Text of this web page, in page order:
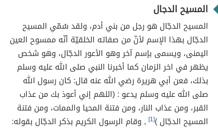
المسيح الدجال
المسيح الدجّال هو رجل من بني أدم، ولقد سُمّي المسيح
الدجّال بهذا الإسم لأنّ من صفاته الخلقيّة أنّه ممسوح العين
اليمنى، ويسمى بإسم آخر وهو الأعور الدجّال، وهو شخص
يظهر في اخر الزمان كما أخبرنا النبي صلى الله عليه وسلم
بذلك، فعن أبي هريرة رضي الله عنه قال: كان رسول الله
صلى الله عليه وسلم يدعو : (اللهم إني أعوذ بك من عذاب
القبر، ومن عذاب النار، ومن فتنة المحيا والممات، ومن فتنة
المسيح الدجّال )[1]
, وقام الرسول الكريم بذكر الدجّال بقوله: